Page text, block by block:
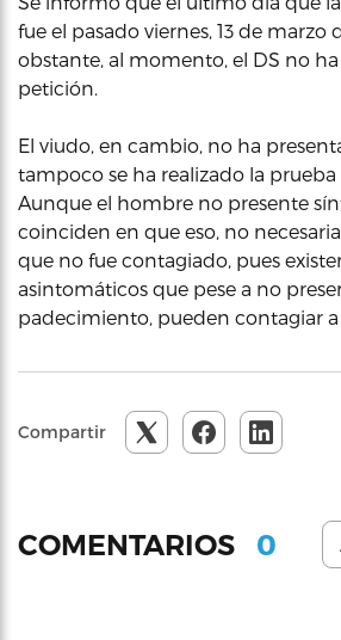
fue el pasado viernes, 13 de marzo
obstante, al momento, el DS no
petición.
El viudo, en cambio, no ha
tampoco se ha realizado la prueba
Aunque el hombre no presente
coinciden en que eso, no
que no fue contagiado, pues
asintomáticos que pese a no
padecimiento, pueden contagiar a
Compartir
COMENTARIOS 0